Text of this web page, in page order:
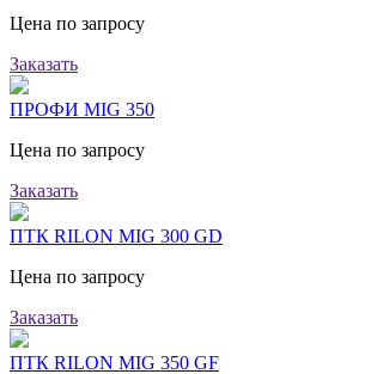
Цена по запросу
Заказать
ПРОФИ MIG 350
Цена по запросу
Заказать
ПТК RILON MIG 300 GD
Цена по запросу
Заказать
ПТК RILON MIG 350 GF